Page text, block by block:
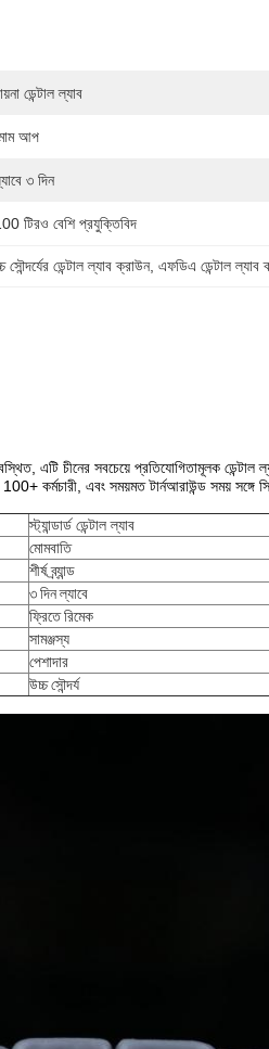
ডেন্টাল ল্যাব
আপ
৩ দিন
টিরও বেশি প্রযুক্তিবিদ
সৌন্দর্যের ডেন্টাল ল্যাব ক্রাউন, এফডিএ ডেন্টাল ল্যাব
এটি চীনের সবচেয়ে প্রতিযোগিতামূলক
কর্মচারী, এবং সময়মত টার্নআরাউন্ড সময় সঙ্গে
স্ট্যান্ডার্ড ডেন্টাল ল্যাব
মোমবাতি
শীর্ষ ব্র্যান্ড
৩ দিন ল্যাবে
ফ্রিতে রিমেক
সামঞ্জস্য
পেশাদার
উচ্চ সৌন্দর্য